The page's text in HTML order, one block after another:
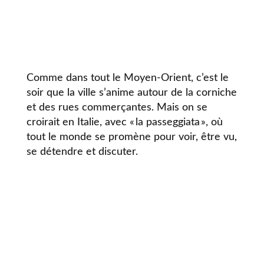
Comme dans tout le Moyen-Orient, c’est le
soir que la ville s’anime autour de la corniche
et des rues commerçantes. Mais on se
croirait en Italie, avec « la passeggiata », où
tout le monde se promène pour voir, être vu,
se détendre et discuter.